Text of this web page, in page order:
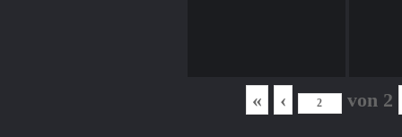
« ‹ von 2